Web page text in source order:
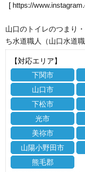
[ https://
山口のトイレのつまり
ち水道職人（山口水道職
【対応エリア】
下関市
山口市
下松市
光市
美祢市
山陽小野田市
熊毛郡